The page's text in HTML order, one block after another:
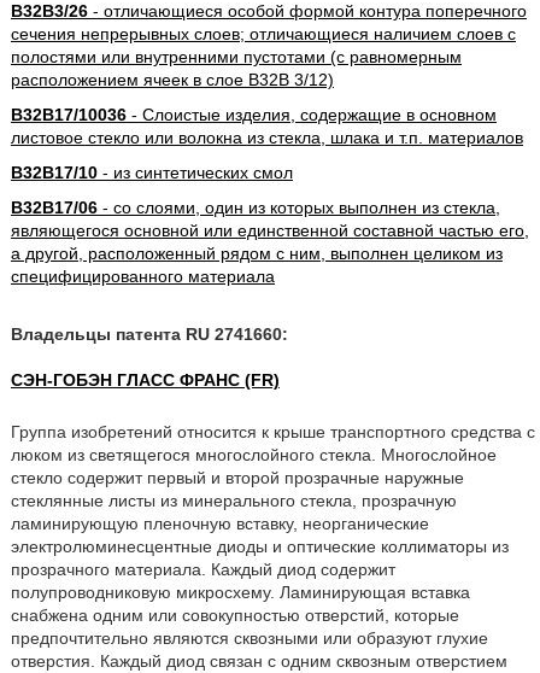
B32B3/26- отличающиеся особой формой контура поперечного
сечения непрерывных слоев; отличающиеся наличием слоев с
полостями или внутренними пустотами (с равномерным
расположением ячеек в слое B32B 3/12)
B32B17/10036- Слоистые изделия, содержащие в основном
листовое стекло или волокна из стекла, шлака и т.п. материалов
B32B17/10- из синтетических смол
B32B17/06- со слоями, один из которых выполнен из стекла,
являющегося основной или единственной составной частью его,
а другой, расположенный рядом с ним, выполнен целиком из
специфицированного материала
Владельцы патента RU 2741660:
СЭН-ГОБЭН ГЛАСС ФРАНС (FR)
Группа изобретений относится к крыше транспортного средства с
люком из светящегося многослойного стекла. Многослойное
стекло содержит первый и второй прозрачные наружные
стеклянные листы из минерального стекла, прозрачную
ламинирующую пленочную вставку, неорганические
электролюминесцентные диоды и оптические коллиматоры из
прозрачного материала. Каждый диод содержит
полупроводниковую микросхему. Ламинирующая вставка
снабжена одним или совокупностью отверстий, которые
предпочтительно являются сквозными или образуют глухие
отверстия. Каждый диод связан с одним сквозным отверстием